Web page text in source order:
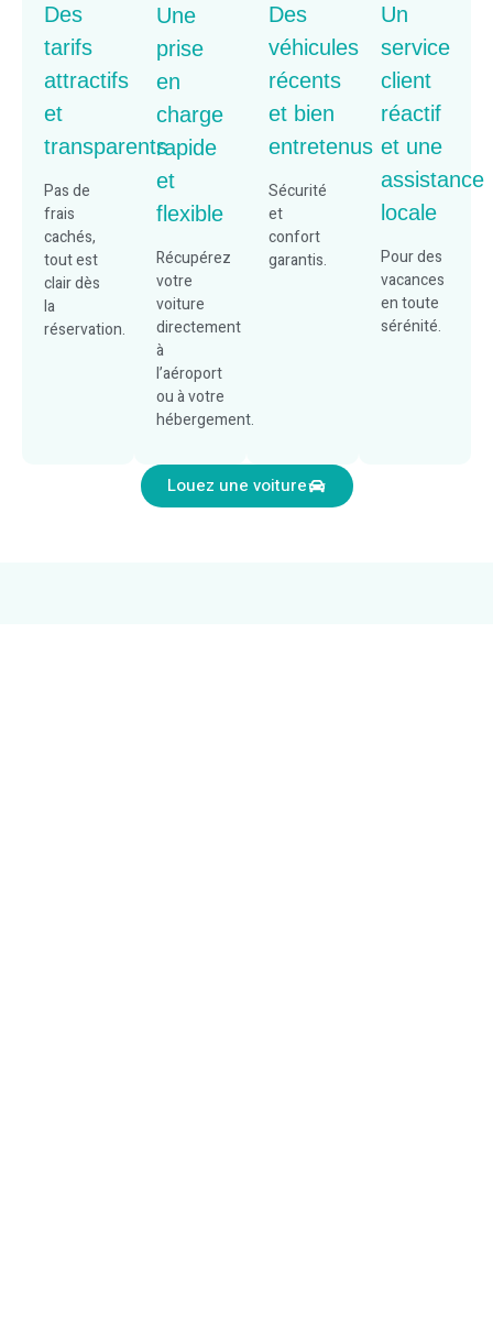
Des
tarifs
attractifs
et
transparents
Pas de
frais
cachés,
tout est
clair dès
la
réservation.
Une
prise
en
charge
rapide
et
flexible
Récupérez
votre
voiture
directement
à
l’aéroport
ou à votre
hébergement.
Des
véhicules
récents
et bien
entretenus
Sécurité
et
confort
garantis.
Un
service
client
réactif
et une
assistance
locale
Pour des
vacances
en toute
sérénité.
Louez une voiture